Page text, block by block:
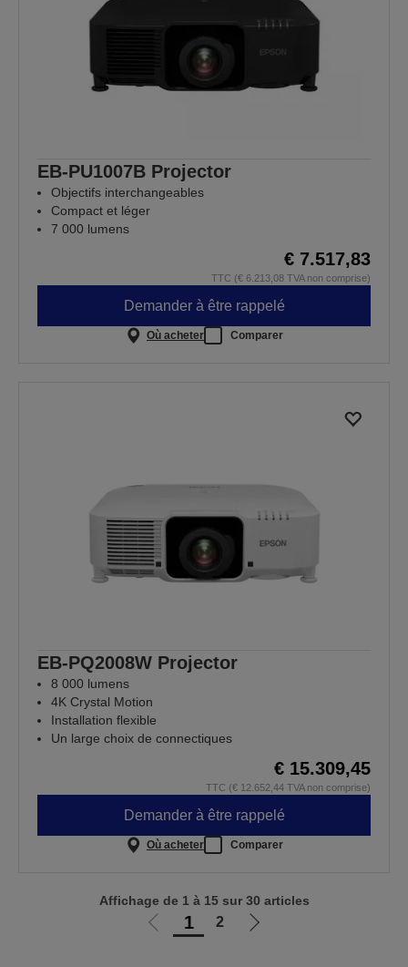
EB-PU1007B Projector
Objectifs interchangeables
Compact et léger
7 000 lumens
€ 7.517,83
TTC (€ 6.213,08 TVA non comprise)
Demander à être rappelé
Où acheter Comparer
EB-PQ2008W Projector
8 000 lumens
4K Crystal Motion
Installation flexible
Un large choix de connectiques
€ 15.309,45
TTC (€ 12.652,44 TVA non comprise)
Demander à être rappelé
Où acheter Comparer
Aller1 2
Aller
Affichage de 1 à 15 sur 30 articles